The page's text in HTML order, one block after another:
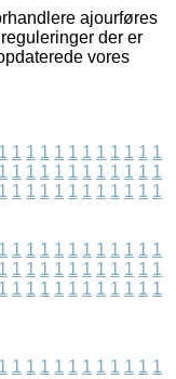
ajourføres
der er
vores
1 1 1 1 1 1 1 1 1 1 1 1
1 1 1 1 1 1 1 1 1 1 1 1
1 1 1 1 1 1 1 1 1 1 1 1
1 1 1 1 1 1 1 1 1 1 1 1
1 1 1 1 1 1 1 1 1 1 1 1
1 1 1 1 1 1 1 1 1 1 1 1
1 1 1 1 1 1 1 1 1 1 1 1